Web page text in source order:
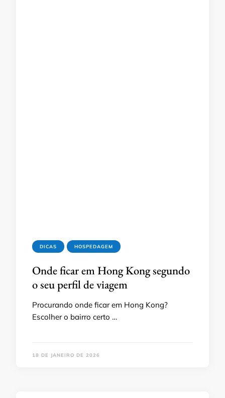
DICAS HOSPEDAGEM
Onde ficar em Hong Kong segundo
o seu perfil de viagem
Procurando onde ficar em Hong Kong?
Escolher o bairro certo …
18 DE JANEIRO DE 2026